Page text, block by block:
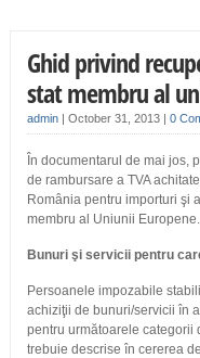
Ghid privind
stat membru al
admin| October 31, 2013 | 0
În documentarul de mai jos,
de rambursare a TVA
România pentru importuri şi
membru al Uniunii Europene.
Bunuri şi servicii pentru
Persoanele impozabile
achiziţii de bunuri/servicii în
pentru următoarele categorii
trebuie descrise în cererea